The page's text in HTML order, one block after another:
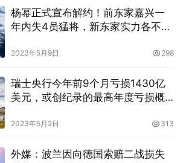
杨幂正式宣布解约！前东家嘉兴一
年内失4员猛将，新东家实力各不相
2023年5月9日 298
瑞士央行今年前9个月亏损1430亿
美元，或创纪录的最高年度亏损概
2023年5月2日 313
外媒：波兰因向德国索赔二战损失